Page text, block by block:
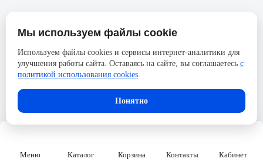
Меню Каталог Корзина Контакты Кабинет
Производитель
Серия
Acti 9
Номинальный ток
Напряжение, В
690
Количество полюсов
Пожалуйста, авторизуйтесь, чтобы иметь
возможность оставлять вопросы.
Представленные изображения и характеристики могут отличаться от реального
без предварительного уведомления. Компания АйДистрибьют не несёт
ответственности в случае не соответствия текущей модели товаров фотографиям,
размещённым в карточке товара.
Мы используем файлы cookie
Используем файлы cookies и сервисы интернет-аналитики для
улучшения работы сайта. Оставаясь на сайте, вы соглашаетесь с
политикой использования cookies.
Понятно